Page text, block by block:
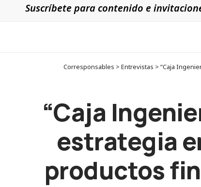
Suscríbete para contenido e
Corresponsables > Entrevistas > “Caja
“Caja
estrategia
productos